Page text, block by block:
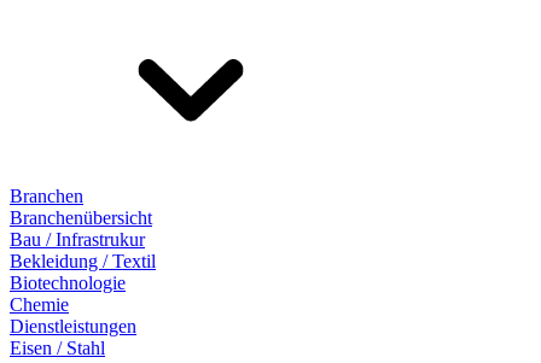
Branchen
Branchenübersicht
Bau / Infrastrukur
Bekleidung / Textil
Biotechnologie
Chemie
Dienstleistungen
Eisen / Stahl